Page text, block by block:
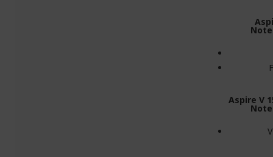
Aspire V